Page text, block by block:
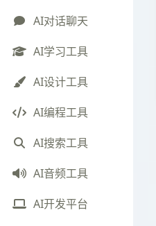
AI对话聊天
AI学习工具
AI设计工具
AI编程工具
AI搜索工具
AI音频工具
AI开发平台